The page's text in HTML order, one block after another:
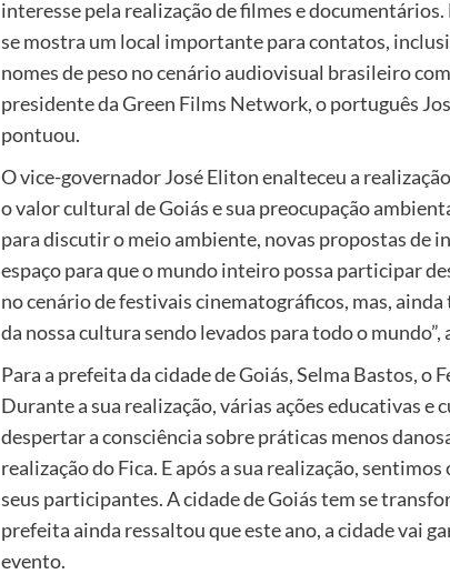
interesse pela realização de filmes e
se mostra um local importante para contatos,
nomes de peso no cenário audiovisual brasileiro
presidente da Green Films Network, o português
pontuou.
O vice-governador José Eliton enalteceu a
o valor cultural de Goiás e sua preocupação
para discutir o meio ambiente, novas propostas de
espaço para que o mundo inteiro possa participar
no cenário de festivais cinematográficos, mas,
da nossa cultura sendo levados para todo o mundo”,
Para a prefeita da cidade de Goiás, Selma Bastos, o
Durante a sua realização, várias ações educativas
despertar a consciência sobre práticas menos
realização do Fica. E após a sua realização,
seus participantes. A cidade de Goiás tem se
prefeita ainda ressaltou que este ano, a cidade vai
evento.